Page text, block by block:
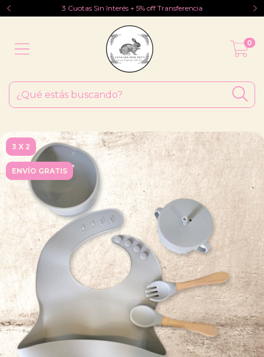
3 Cuotas Sin Interés + 5% off Transferencia
0
3 X 2
ENVÍO GRATIS